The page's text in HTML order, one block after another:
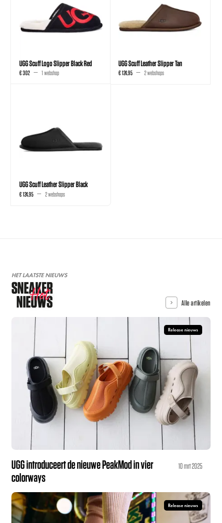
UGG Scuff Logo Slipper Black Red
€ 302 1 webshop
UGG Scuff Leather Slipper Tan
€ 124,95 2 webshops
UGG Scuff Leather Slipper Black
€ 124,95 2 webshops
HET LAATSTE NIEUWS
SNEAKER
NIEUWS
Hot Alle artikelen
Release nieuws
UGG introduceert de nieuwe PeakMod in vier
colorways
10 mrt 2025
Release nieuws